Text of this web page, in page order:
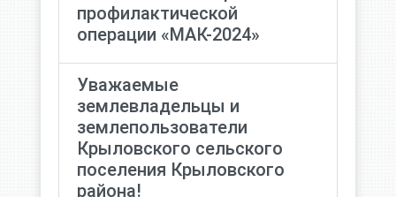
профилактической
операции «МАК-2024»
Уважаемые
землевладельцы и
землепользователи
Крыловского сельского
поселения Крыловского
района!